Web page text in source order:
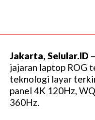
Jakarta, Selular.ID
jajaran laptop ROG
teknologi layar
panel 4K 120Hz,
360Hz.